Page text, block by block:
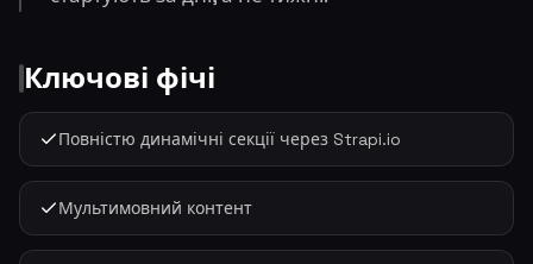
Ключові фічі
Повністю динамічні секції через Strapi.io
Мультимовний контент